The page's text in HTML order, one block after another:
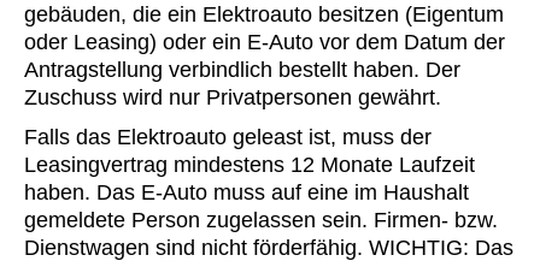
gebäuden, die ein Elektro­auto besitzen (Eigentum
oder Leasing) oder ein E-Auto vor dem Datum der
Antragstellung verbindlich bestellt haben. Der
Zuschuss wird nur Privatpersonen gewährt.
Falls das Elektroauto geleast ist, muss der
Leasingvertrag mindestens 12 Monate Laufzeit
haben. Das E-Auto muss auf eine im Haushalt
gemeldete Person zugelassen sein. Firmen- bzw.
Dienst­wagen sind nicht förderfähig. WICHTIG: Das